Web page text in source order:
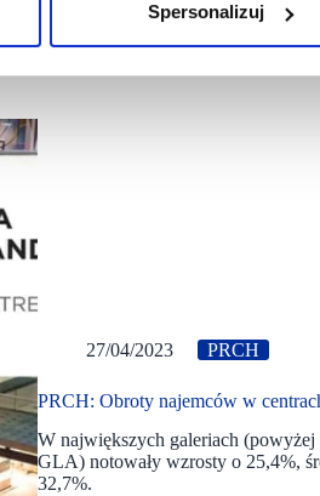
Spersonalizuj
27/04/2023 PRCH
PRCH: Obroty najemców w
W największych galeriach
GLA) notowały wzrosty o 25,4%,
32,7%.